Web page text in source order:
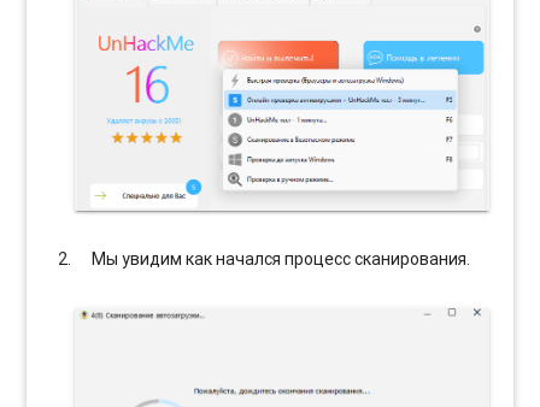
Мы увидим как начался процесс сканирования.